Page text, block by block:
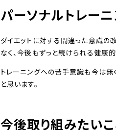
パーソナルトレー
ダイエットに対する間違った意識の
なく、今後もずっと続けられる健康
トレーニングへの苦手意識も今は無
と思います。
今後取り組みたいこ